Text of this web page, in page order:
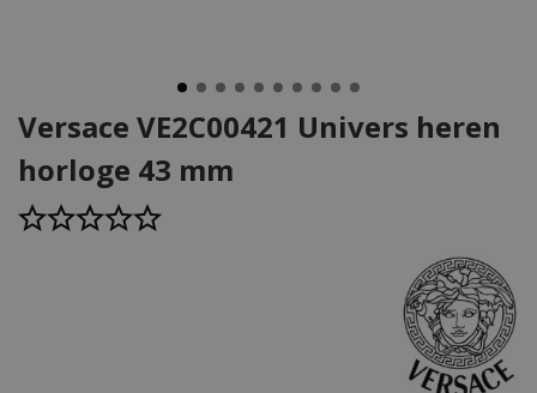
Versace VE2C00421 Univers heren
horloge 43 mm